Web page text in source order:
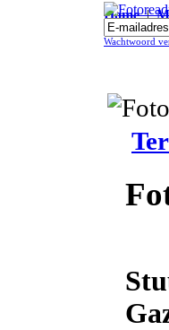
Home|
Fotoreading
Wachtwoord